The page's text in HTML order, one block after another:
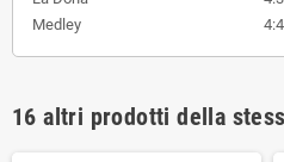
Medley
16 altri prodotti della